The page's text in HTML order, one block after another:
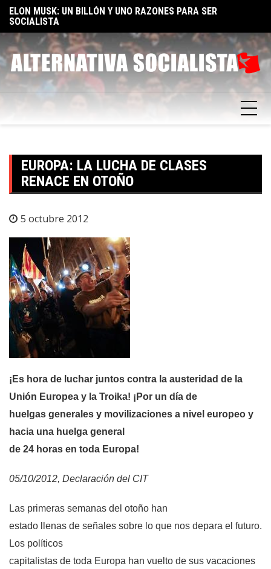
Skip
content
ELON MUSK: UN BILLÓN Y UNO RAZONES PARA SER
SOCIALISTA
EUROPA: LA LUCHA DE CLASES
RENACE EN OTOÑO
5 octubre 2012
¡Es hora de luchar juntos contra la austeridad de la
Unión Europea y la Troika! ¡Por un día de
huelgas generales y movilizaciones a nivel europeo y
hacia una huelga general
de 24 horas en toda Europa!
05/10/2012, Declaración del CIT
Las primeras semanas del otoño han
estado llenas de señales sobre lo que nos depara el futuro.
Los políticos
capitalistas de toda Europa han vuelto de sus vacaciones